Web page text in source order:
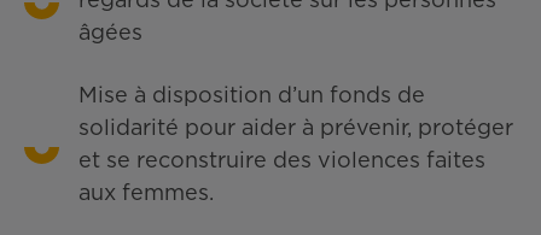
âgées
Mise à disposition d’un fonds de
solidarité pour aider à prévenir, protéger
et se reconstruire des violences faites
aux femmes.